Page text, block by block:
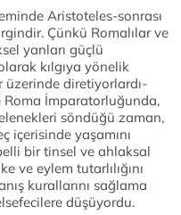
Aristoteles-sonrası
Çünkü Romalılar ve
yanları güçlü
kılgıya yönelik
üzerinde diretiyorlardı-
İmparatorluğunda,
söndüğü zaman,
içerisinde yaşamını
bir tinsel ve ahlaksal
ve eylem tutarlılığını
kurallarını sağlama
düşüyordu.